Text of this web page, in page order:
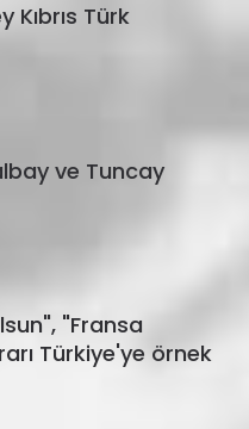
Kıbrıs Türk
ve Tuncay
"Fransa
Türkiye'ye örnek